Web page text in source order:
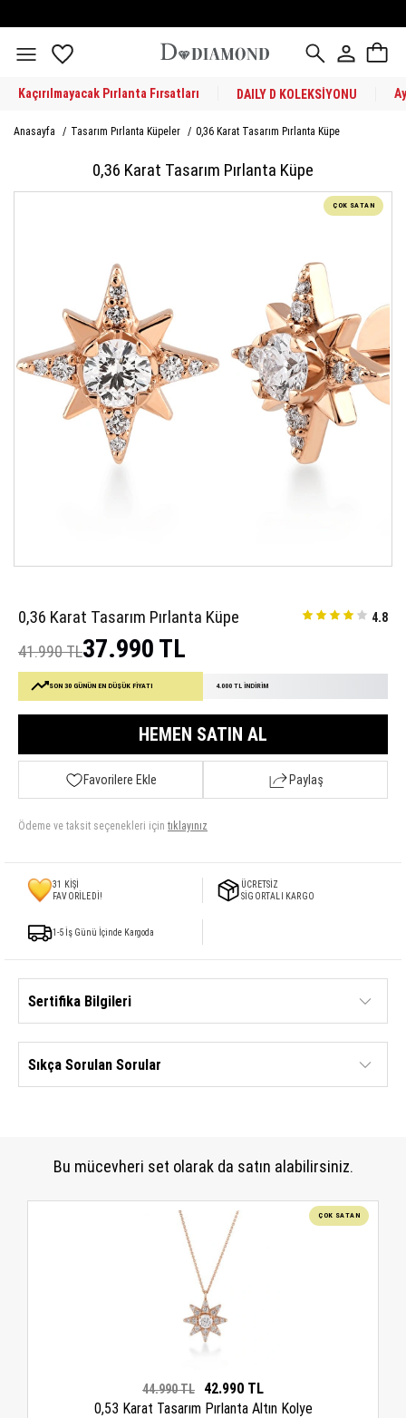
Kaçırılmayacak Pırlanta Fırsatları DAILY D KOLEKSİYONU
Anasayfa / Tasarım Pırlanta Küpeler / 0,36 Karat Tasarım Pırlanta Küpe
0,36 Karat Tasarım Pırlanta Küpe
ÇOK SATAN
0,36 Karat Tasarım Pırlanta Küpe 4.8
41.990 TL37.990 TL
SON 30 GÜNÜN EN DÜŞÜK FİYATI 4.000 TL İNDİRİM
HEMEN SATIN AL
Favorilere Ekle Paylaş
Ödeme ve taksit seçenekleri için tıklayınız
31
KİŞİ
FAVORİLEDİ!
ÜCRETSİZ
SİGORTALI KARGO
1-5 İş Günü İçinde Kargoda
Sertifika Bilgileri
Sıkça Sorulan Sorular
Bu mücevheri set olarak da satın alabilirsiniz.
ÇOK SATAN
44.990 TL
42.990 TL
0,53 Karat Tasarım Pırlanta Altın Kolye